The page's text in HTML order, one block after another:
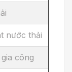
nước thải
công